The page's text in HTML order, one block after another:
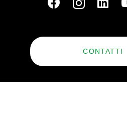
CONTATTI